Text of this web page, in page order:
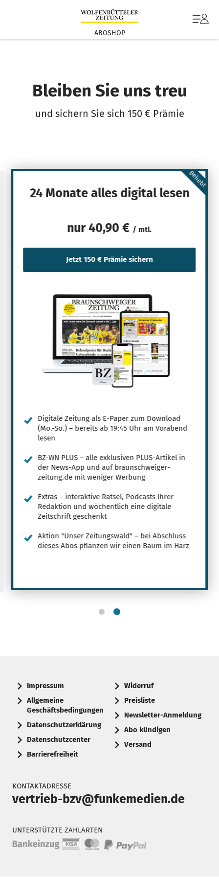
ABOSHOP
Bleiben Sie uns treu
und sichern Sie sich 150 € Prämie
Beliebt
24 Monate alles digital lesen
nur40,90 € / mtl.
Digitale Zeitung als E-Paper zum Download
(Mo.-So.) – bereits ab 19:45 Uhr am Vorabend
lesen
BZ-WN PLUS – alle exklusiven PLUS-Artikel in
der News-App und auf braunschweiger-
zeitung.de mit weniger Werbung
Extras – interaktive Rätsel, Podcasts Ihrer
Redaktion und wöchentlich eine digitale
Zeitschrift geschenkt
Aktion "Unser Zeitungswald" – bei Abschluss
dieses Abos pflanzen wir einen Baum im Harz
Impressum
Allgemeine
Geschäftsbedingungen
Datenschutzerklärung
Datenschutzcenter
Barrierefreiheit
Widerruf
Preisliste
Newsletter-Anmeldung
Abo kündigen
Versand
KONTAKTADRESSE
vertrieb-bzv@funkemedien.de
UNTERSTÜTZTE ZAHLARTEN